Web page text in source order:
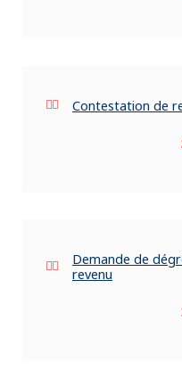
Contestation de
Demande de
revenu